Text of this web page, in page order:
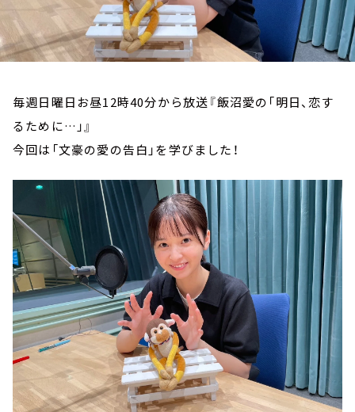
毎週日曜日お昼12時40分から放送『飯沼愛の「明日、恋す
るために…」』
今回は「文豪の愛の告白」を学びました！